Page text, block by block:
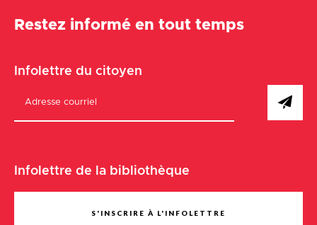
Restez informé en tout temps
Infolettre du citoyen
Infolettre de la bibliothèque
S'INSCRIRE À L'INFOLETTRE